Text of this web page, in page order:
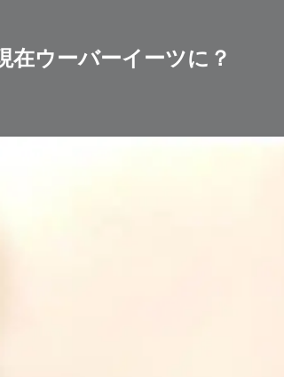
在ウーバーイーツに？